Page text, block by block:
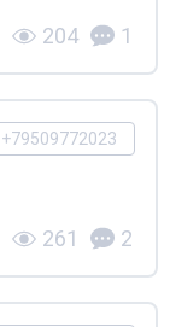
204 1
+79509772023
261 2